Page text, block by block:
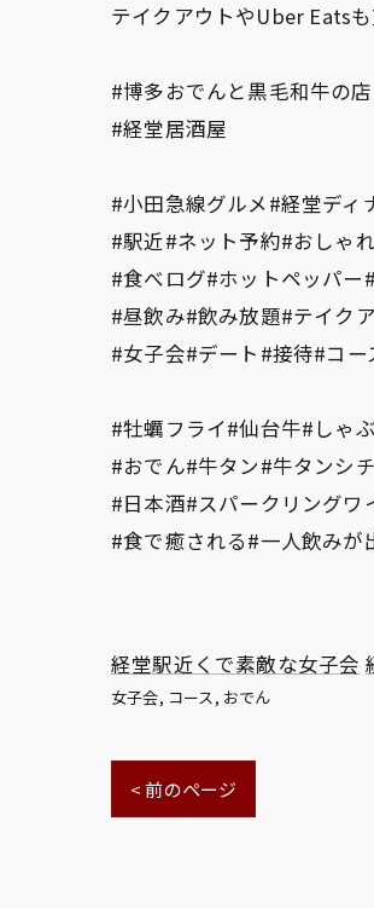
テイクアウトやUber Eats
#博多おでんと黒毛和牛の
#経堂居酒屋
#小田急線グルメ#経堂ディ
#駅近#ネット予約#おしゃ
#食べログ#ホットペッパー
#昼飲み#飲み放題#テイク
#女子会#デート#接待#コー
#牡蠣フライ#仙台牛#しゃ
#おでん#牛タン#牛タンシ
#日本酒#スパークリングワ
#食で癒される#一人飲みが
経堂駅近くで素敵な女子会
女子会 コース おでん
< 前のページ